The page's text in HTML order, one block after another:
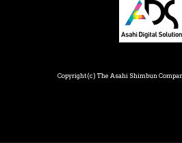
Copyright(c) The Asahi Shimbun